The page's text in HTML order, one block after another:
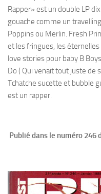
Rapper» est un double LP
gouache comme un
Poppins ou Merlin. Fresh
et les fringues, les
love stories pour baby B
Do ( Qui venait tout juste de
Tchatche sucette et bubble
est un rapper.
Publié dans le numéro 246